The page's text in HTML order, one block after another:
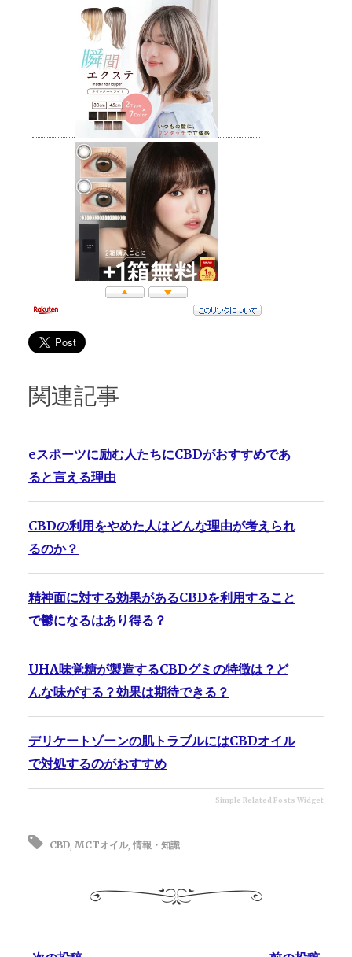
関連記事
eスポーツに励む人たちにCBDがおすすめであ
ると言える理由
CBDの利用をやめた人はどんな理由が考えられ
るのか？
精神面に対する効果があるCBDを利用すること
で鬱になるはあり得る？
UHA味覚糖が製造するCBDグミの特徴は？ど
んな味がする？効果は期待できる？
デリケートゾーンの肌トラブルにはCBDオイル
で対処するのがおすすめ
Simple Related Posts Widget
CBD, MCTオイル, 情報・知識